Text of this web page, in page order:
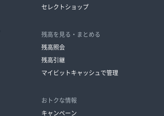
セレクトショップ
残高を見る・まとめる
残高照会
残高引継
マイビットキャッシュで管理
おトクな情報
キャンペーン